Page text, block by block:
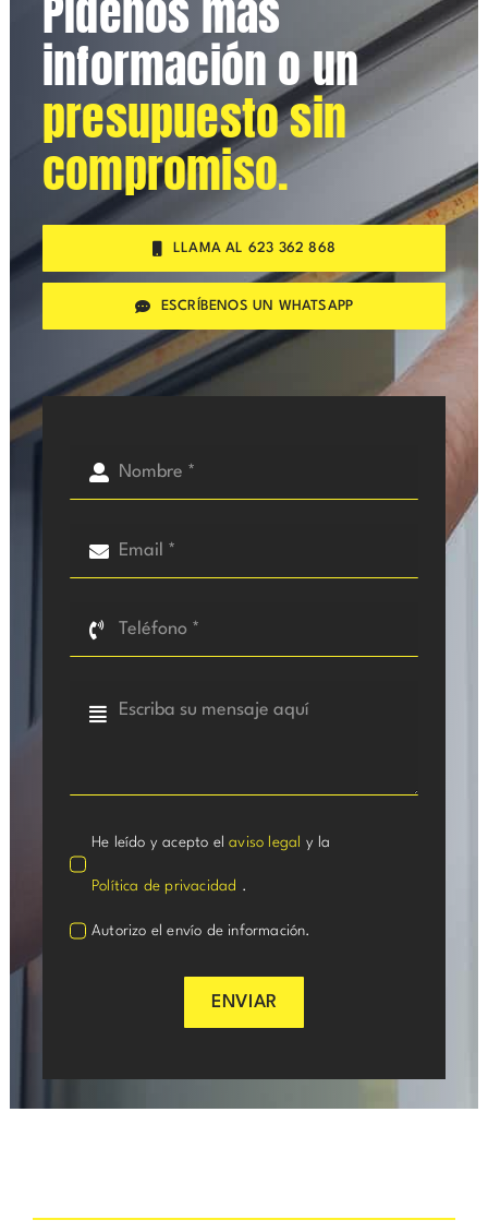
Pídenos más
información o un
presupuesto sin
compromiso.
LLAMA AL 623 362 868
ESCRÍBENOS UN WHATSAPP
He leído y acepto elaviso legal y la
Política de privacidad .
Autorizo el envío de información.
ENVIAR